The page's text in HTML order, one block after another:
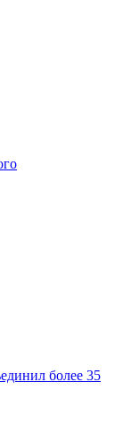
более 35